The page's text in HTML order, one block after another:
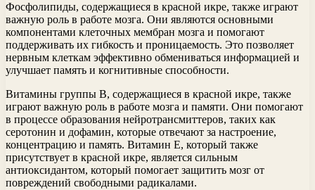
Фосфолипиды, содержащиеся в красной икре, также играют
важную роль в работе мозга. Они являются основными
компонентами клеточных мембран мозга и помогают
поддерживать их гибкость и проницаемость. Это позволяет
нервным клеткам эффективно обмениваться информацией и
улучшает память и когнитивные способности.
Витамины группы В, содержащиеся в красной икре, также
играют важную роль в работе мозга и памяти. Они помогают
в процессе образования нейротрансмиттеров, таких как
серотонин и дофамин, которые отвечают за настроение,
концентрацию и память. Витамин Е, который также
присутствует в красной икре, является сильным
антиоксидантом, который помогает защитить мозг от
повреждений свободными радикалами.